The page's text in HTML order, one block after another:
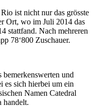
ist nicht nur das grösste
Ort, wo im Juli 2014 das
stattfand. Nach mehreren
78‘800 Zuschauer.
und
es sich hierbei um ein
Namen Catedral
handelt.